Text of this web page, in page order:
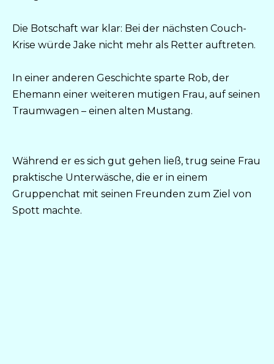
Die Botschaft war klar: Bei der nächsten Couch-
Krise würde Jake nicht mehr als Retter auftreten.
In einer anderen Geschichte sparte Rob, der
Ehemann einer weiteren mutigen Frau, auf seinen
Traumwagen – einen alten Mustang.
Während er es sich gut gehen ließ, trug seine Frau
praktische Unterwäsche, die er in einem
Gruppenchat mit seinen Freunden zum Ziel von
Spott machte.